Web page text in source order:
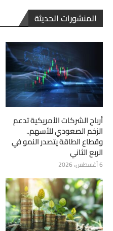
المنشورات الحديثة
أرباح الشركات الأمريكية تدعم
الزخم الصعودي للأسهم..
وقطاع الطاقة يتصدر النمو في
الربع الثاني
6 أغسطس، 2026